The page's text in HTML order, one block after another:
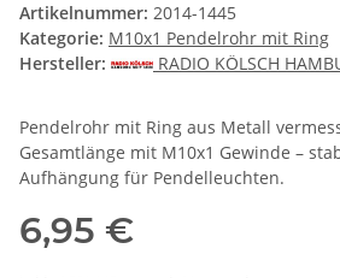
Artikelnummer: 2014-1445
Kategorie: M10x1 Pendelrohr mit Ring
Hersteller:
RADIO KÖLSCH
Pendelrohr mit Ring aus Metall
Gesamtlänge mit M10x1 Gewinde –
Aufhängung für Pendelleuchten.
6,95 €